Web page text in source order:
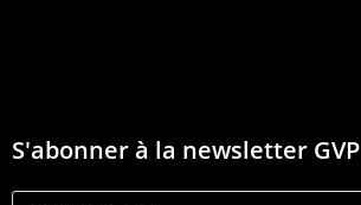
S'abonner à la newsletter GVP